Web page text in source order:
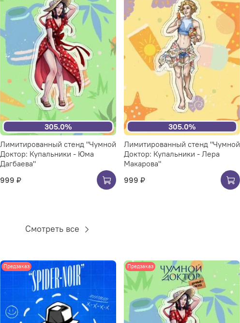
305.0%
Лимитированный стенд "Чумной
Доктор: Купальники - Юма
Дагбаева"
999 ₽
305.0%
Лимитированный стенд "Чумной
Доктор: Купальники - Лера
Макарова"
999 ₽
Смотреть все
Предзаказ Предзаказ